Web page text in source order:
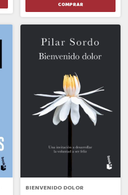
BIENVENIDO DOLOR